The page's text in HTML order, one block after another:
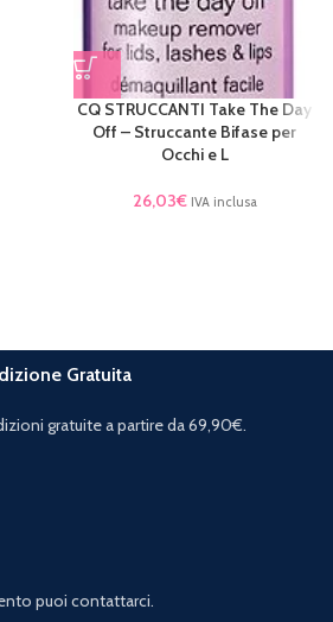
CQ STRUCCANTI Take The Day
Off – Struccante Bifase per
Occhi e L
26,03€ IVA inclusa
Gratuita
gratuite a partire da 69,90€.
puoi contattarci.